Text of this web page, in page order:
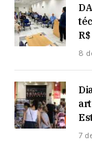
8
7